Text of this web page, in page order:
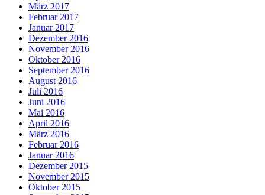
März 2017
Februar 2017
Januar 2017
Dezember 2016
November 2016
Oktober 2016
September 2016
August 2016
Juli 2016
Juni 2016
Mai 2016
April 2016
März 2016
Februar 2016
Januar 2016
Dezember 2015
November 2015
Oktober 2015